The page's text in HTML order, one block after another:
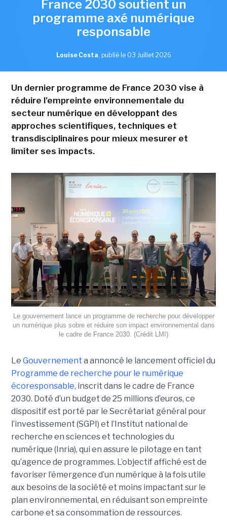
France 2030 soutient un
programme axé numérique
responsable
Louise Costa, publié le 03 Juillet 2026
Un dernier programme de France 2030 vise à
réduire l'empreinte environnementale du
secteur numérique en développant des
approches scientifiques, techniques et
transdisciplinaires pour mieux mesurer et
limiter ses impacts.
Le gouvernement lance un programme de recherche pour développer
un numérique plus sobre et réduire son impact environnemental dans
le cadre de France 2030. (Crédit LMI)
Le Gouvernement a annoncé le lancement officiel du
Programme de recherche pour le numérique
écoresponsable, inscrit dans le cadre de France
2030. Doté d’un budget de 25 millions d’euros, ce
dispositif est porté par le Secrétariat général pour
l’investissement (SGPI) et l’Institut national de
recherche en sciences et technologies du
numérique (Inria), qui en assure le pilotage en tant
qu’agence de programmes. L’objectif affiché est de
favoriser l’émergence d’un numérique à la fois utile
aux besoins de la société et moins impactant sur le
plan environnemental, en réduisant son empreinte
carbone et sa consommation de ressources.